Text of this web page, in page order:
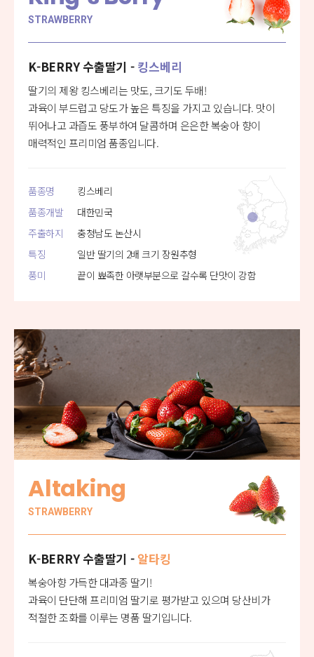
STRAWBERRY
K-BERRY 수출딸기 - 킹스베리
딸기의 제왕 킹스베리는 맛도, 크기도 두배!
과육이 부드럽고 당도가 높은 특징을 가지고 있습니다. 맛이
뛰어나고 과즙도풍부하여 달콤하며 은은한 복숭아 향이
매력적인 프리미엄 품종입니다.
품종명
킹스베리
품종개발
대한민국
주출하지
충청남도 논산시
특징
일반 딸기의 2배 크기 장원추형
풍미
끝이 뾰족한 아랫부분으로 갈수록 단맛이 강함
Altaking
STRAWBERRY
K-BERRY 수출딸기 - 알타킹
복숭아향 가득한 대과종 딸기!
과육이 단단해 프리미엄 딸기로 평가받고 있으며 당산비가
적절한 조화를 이루는 명품 딸기입니다.